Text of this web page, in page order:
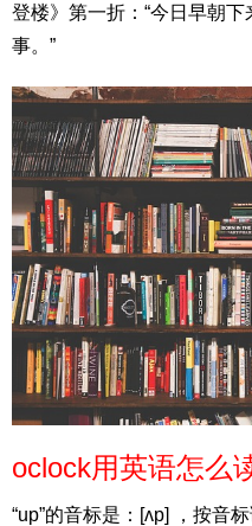
登楼》第一折：“今日早朝
事。”
oclock用英语怎么
“up”的音标是：[ʌp] ，按音标